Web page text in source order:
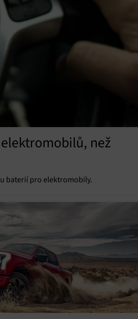
než
baterií pro elektromobily.